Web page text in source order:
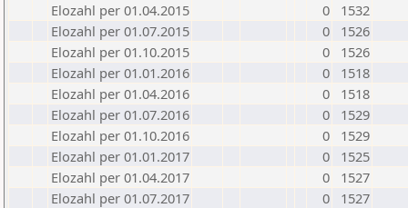
Elozahl per 01.04.2015
0
1532
Elozahl per 01.07.2015
0
1526
Elozahl per 01.10.2015
0
1526
Elozahl per 01.01.2016
0
1518
Elozahl per 01.04.2016
0
1518
Elozahl per 01.07.2016
0
1529
Elozahl per 01.10.2016
0
1529
Elozahl per 01.01.2017
0
1525
Elozahl per 01.04.2017
0
1527
Elozahl per 01.07.2017
0
1527